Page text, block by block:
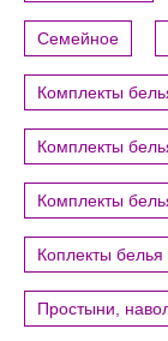
Семейное
Комплекты
Комплекты
Комплекты
Коплекты белья
Простыни,